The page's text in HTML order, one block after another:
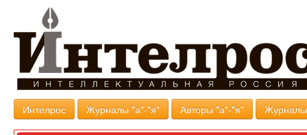
Интелрос Журналы "а"-"я" Авторы "а"-"я"